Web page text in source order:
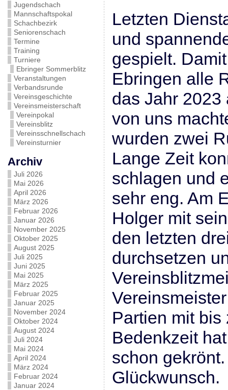
Jugendschach
Mannschaftspokal
Schachbezirk
Seniorenschach
Termine
Training
Turniere
Ebringer Sommerblitz
Veranstaltungen
Verbandsrunde
Vereinsgeschichte
Vereinsmeisterschaft
Vereinpokal
Vereinsblitz
Vereinsschnellschach
Vereinsturnier
Archiv
Juli 2026
Mai 2026
April 2026
März 2026
Februar 2026
Januar 2026
November 2025
Oktober 2025
August 2025
Juli 2025
Juni 2025
Mai 2025
März 2025
Februar 2025
Januar 2025
November 2024
Oktober 2024
August 2024
Juli 2024
Mai 2024
April 2024
März 2024
Februar 2024
Januar 2024
Letzten
und
gespielt.
Ebringen alle
das Jahr 2023
von uns
wurden zwei
Lange Zeit
schlagen und
sehr eng. Am
Holger mit
den letzten
durchsetzen
Partien mit bis
Bedenkzeit
schon
Glückwunsch.